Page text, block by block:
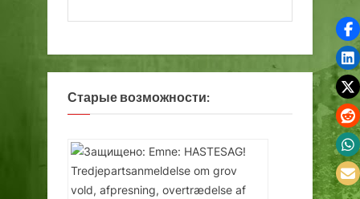
Старые возможности: